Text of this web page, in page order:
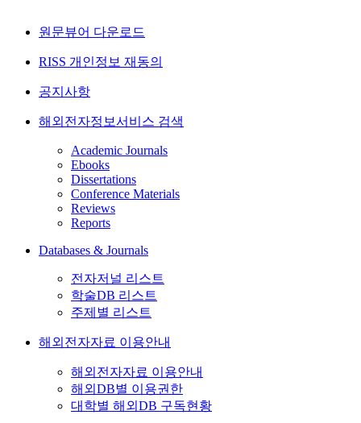
원문뷰어 다운로드
RISS 개인정보 재동의
공지사항
해외전자정보서비스 검색
Academic Journals
Ebooks
Dissertations
Conference Materials
Reviews
Reports
Databases & Journals
전자저널 리스트
학술DB 리스트
주제별 리스트
해외전자자료 이용안내
해외전자자료 이용안내
해외DB별 이용권한
대학별 해외DB 구독현황